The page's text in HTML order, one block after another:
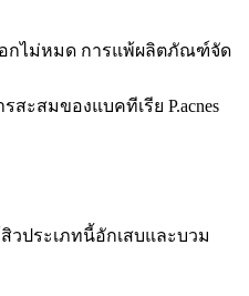
อกไม่หมด การแพ้ผลิตภัณฑ์จัด
ะสมของแบคทีเรีย P.acnes
วประเภทนี้อักเสบและบวม